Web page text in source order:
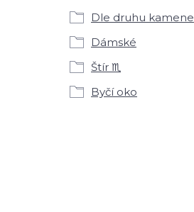
Dle druhu kamene
Dámské
Štír ♏
Byčí oko